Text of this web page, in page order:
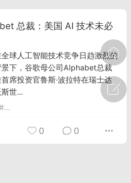
台
总裁：美国 AI 技术未必
球人工智能技术竞争日趋激烈的
景下，谷歌母公司Alphabet总裁
席投资官鲁斯·波拉特在瑞士达
世...
谷歌
0 0